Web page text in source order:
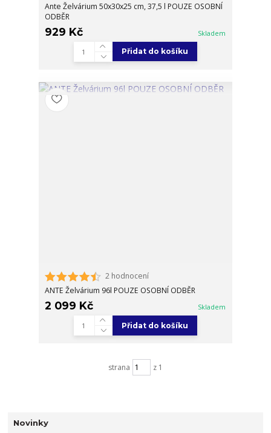
Ante Želvárium 50x30x25 cm, 37,5 l POUZE OSOBNÍ
ODBĚR
929 Kč Skladem
Přidat do košíku
2 hodnocení
ANTE Želvárium 96l POUZE OSOBNÍ ODBĚR
2 099 Kč Skladem
Přidat do košíku
strana z 1
Novinky